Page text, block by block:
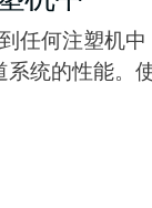
任何注塑
统的性能。